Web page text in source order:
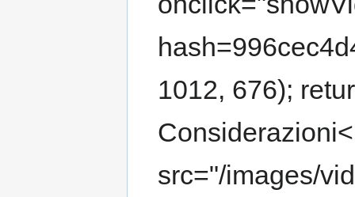
1012, 676);
src="/images/